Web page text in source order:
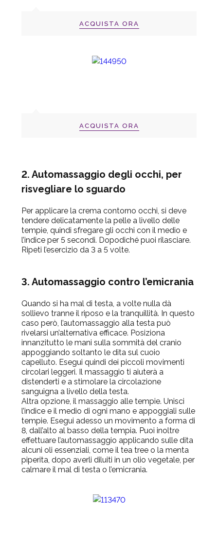
ACQUISTA ORA
ACQUISTA ORA
2. Automassaggio degli occhi, per
risvegliare lo sguardo
Per applicare la crema contorno occhi, si deve
tendere delicatamente la pelle a livello delle
tempie, quindi sfregare gli occhi con il medio e
l’indice per 5 secondi. Dopodiché puoi rilasciare.
Ripeti l’esercizio da 3 a 5 volte.
3. Automassaggio contro l’emicrania
Quando si ha mal di testa, a volte nulla dà
sollievo tranne il riposo e la tranquillità. In questo
caso però, l’automassaggio alla testa può
rivelarsi un’alternativa efficace. Posiziona
innanzitutto le mani sulla sommità del cranio
appoggiando soltanto le dita sul cuoio
capelluto. Esegui quindi dei piccoli movimenti
circolari leggeri. Il massaggio ti aiuterà a
distenderti e a stimolare la circolazione
sanguigna a livello della testa.
Altra opzione, il massaggio alle tempie. Unisci
l’indice e il medio di ogni mano e appoggiali sulle
tempie. Esegui adesso un movimento a forma di
8, dall’alto al basso della tempia. Puoi inoltre
effettuare l’automassaggio applicando sulle dita
alcuni oli essenziali, come il tea tree o la menta
piperita, dopo averli diluiti in un olio vegetale, per
calmare il mal di testa o l’emicrania.